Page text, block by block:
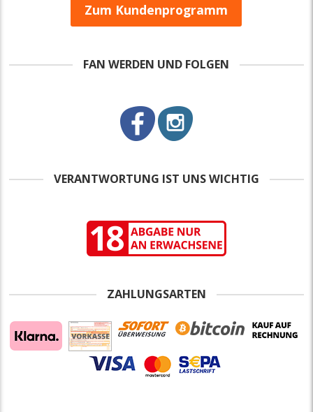
Zum Kundenprogramm
FAN WERDEN UND FOLGEN
VERANTWORTUNG IST UNS WICHTIG
ZAHLUNGSARTEN